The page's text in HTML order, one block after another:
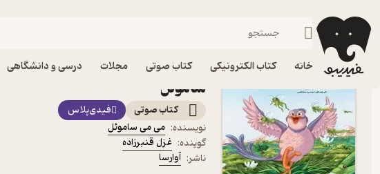
خانه کتاب الکترونیکی کتاب صوتی مجلات درسی و دانشگاهی
فیدیبو کتاب صوتی
کتاب صوتی چرا بلدرچین ها دم
ساموئل
کتاب صوتی
فیدی‌پلاس
نویسنده: می می ساموئل
گوینده: غزل قنبرزاده
ناشر: آوارسا